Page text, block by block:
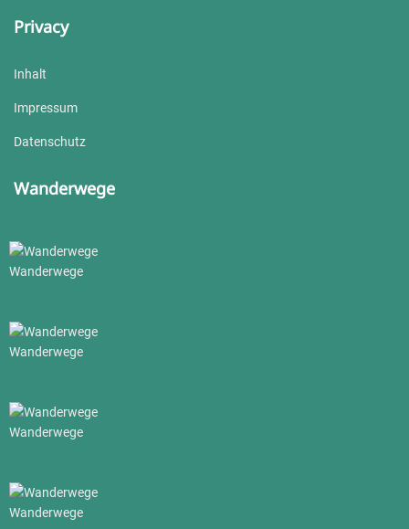
Privacy
Inhalt
Impressum
Datenschutz
Wanderwege
Wanderwege
Wanderwege
Wanderwege
Wanderwege